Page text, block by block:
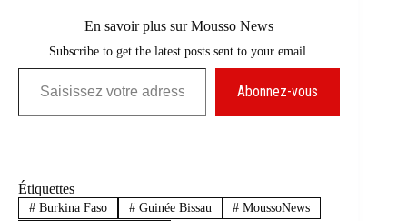
En savoir plus sur Mousso News
Subscribe to get the latest posts sent to your email.
Saisissez votre adresse e-mail…
Abonnez-vous
Étiquettes
#Burkina Faso #Guinée Bissau # MoussoNews